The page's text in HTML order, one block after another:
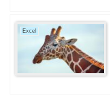
Excel